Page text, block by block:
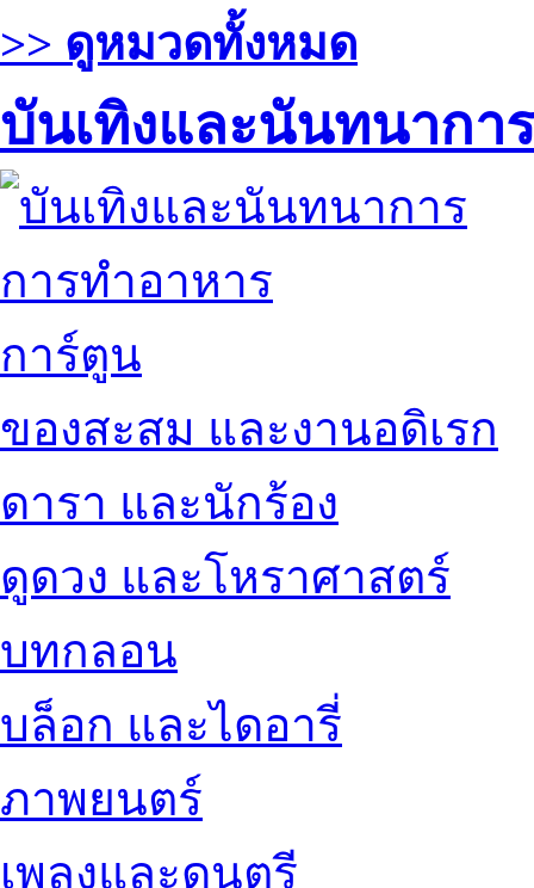
>> ดูหมวดทั้งหมด
บันเทิงและนันทนาการ
การทำอาหาร
การ์ตูน
ของสะสม และงานอดิเรก
ดารา และนักร้อง
ดูดวง และโหราศาสตร์
บทกลอน
บล็อก และไดอารี่
ภาพยนตร์
เพลงและดนตรี